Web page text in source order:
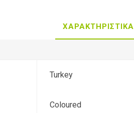
ΧΑΡΑΚΤΗΡΙΣΤΙΚΑ
Turkey
Coloured